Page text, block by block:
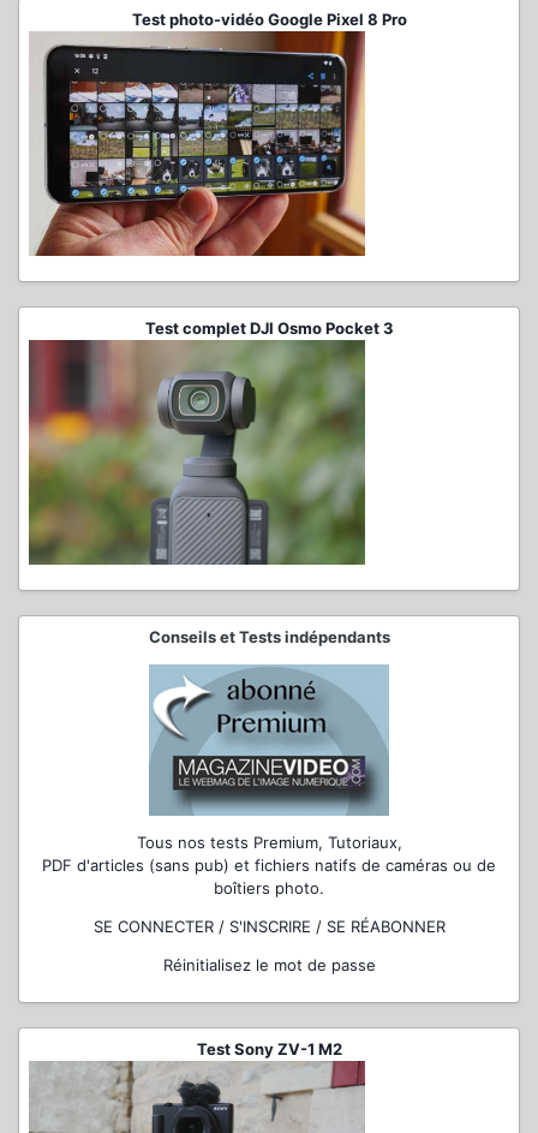
Test photo-vidéo Google Pixel 8 Pro
Test complet DJI Osmo Pocket 3
Conseils et Tests indépendants
Tous nos tests Premium, Tutoriaux,
PDF d'articles (sans pub) et fichiers natifs de caméras ou de
boîtiers photo.
SE CONNECTER / S'INSCRIRE / SE RÉABONNER
Réinitialisez le mot de passe
Test Sony ZV-1 M2